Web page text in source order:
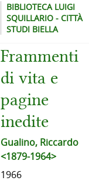
BIBLIOTECA LUIGI
SQUILLARIO - CITTÀ
STUDI BIELLA
Frammenti
di vita e
pagine
inedite
Gualino, Riccardo
<1879-1964>
1966